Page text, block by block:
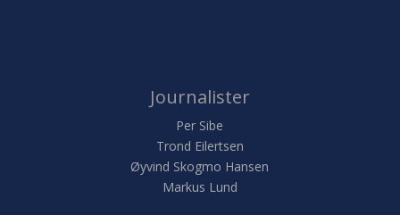
Journalister
Per Sibe
Trond Eilertsen
Øyvind Skogmo Hansen
Markus Lund